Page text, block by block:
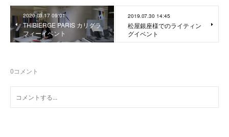
2020.03.17 09:01
THIBIERGE PARIS カリグラ
フィーイベント
2019.07.30 14:45
松屋銀座様でのライティン
グイベント
0コメント